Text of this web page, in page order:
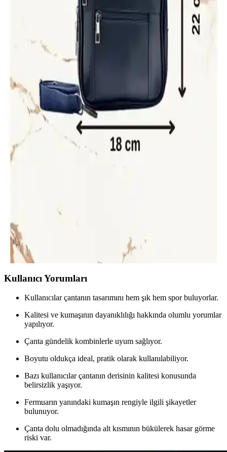
Fonksiyonellik ve Estetiğin Buluşması
PAWWAYS'in büyük boy, siyah renkli file plaj çantası, hafif ve
dayanıklı yapısıyla hava alır, geniş iç hacmiyle pratik kullanım
sağlar, sürdürülebilir ve şık tasarımıyla öne çıkar.
Beyaz Çanta Seçimi ve Bakımıyla Moda İfadenizi
Güçlendirin
Beyaz çanta, çok yönlü kullanımı ve şıklığıyla moda dünyasında
öne çıkar. Kaliteli seçim ve bakım ipuçlarıyla uzun ömürlü ve şık bir
aksesuar elde edin.
Byhakan NW-2033 Kulaklıklı USB Çıkışlı Omuz ve
Bel Çantası Detaylı İnceleme
Byhakan NW-2033 modeli, suya dayanıklı keten kumaştan
Malzeme, Kullanım ve Yorumlar
Deri ve polyester malzemeden üretilen iki erkek çantası, kullanım
alanları ve kullanıcı geri bildirimleriyle detaylı karşılaştırıldı.
Dayanıklılık, fonksiyonellik ve tasarım özellikleri öne çıkıyor.
Kullanıcı Yorumları
Kullanıcılar çantanın tasarımını hem şık hem spor buluyorlar.
Kalitesi ve kumaşının dayanıklılığı hakkında olumlu yorumlar
yapılıyor.
Çanta gündelik kombinlerle uyum sağlıyor.
Boyutu oldukça ideal, pratik olarak kullanılabiliyor.
Bazı kullanıcılar çantanın derisinin kalitesi konusunda
belirsizlik yaşıyor.
Fermuarın yanındaki kumaşın rengiyle ilgili şikayetler
bulunuyor.
Çanta dolu olmadığında alt kısmının bükülerek hasar görme
riski var.